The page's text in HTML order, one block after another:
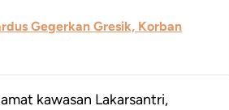
Gegerkan Gresik, Korban
kawasan Lakarsantri,